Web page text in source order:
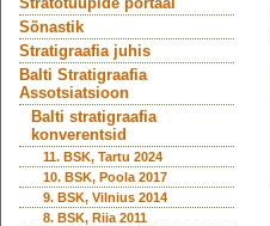
Sõnastik
Stratigraafia juhis
Balti Stratigraafia
Assotsiatsioon
Balti stratigraafia
konverentsid
11. BSK, Tartu 2024
10. BSK, Poola 2017
9. BSK, Vilnius 2014
8. BSK, Riia 2011